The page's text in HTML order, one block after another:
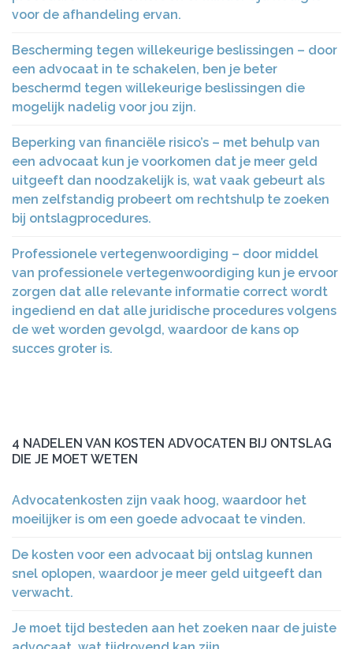
voor de afhandeling ervan.
Bescherming tegen willekeurige beslissingen – door
een advocaat in te schakelen, ben je beter
beschermd tegen willekeurige beslissingen die
mogelijk nadelig voor jou zijn.
Beperking van financiële risico’s – met behulp van
een advocaat kun je voorkomen dat je meer geld
uitgeeft dan noodzakelijk is, wat vaak gebeurt als
men zelfstandig probeert om rechtshulp te zoeken
bij ontslagprocedures.
Professionele vertegenwoordiging – door middel
van professionele vertegenwoordiging kun je ervoor
zorgen dat alle relevante informatie correct wordt
ingediend en dat alle juridische procedures volgens
de wet worden gevolgd, waardoor de kans op
succes groter is.
4 NADELEN VAN KOSTEN ADVOCATEN BIJ ONTSLAG
DIE JE MOET WETEN
Advocatenkosten zijn vaak hoog, waardoor het
moeilijker is om een goede advocaat te vinden.
De kosten voor een advocaat bij ontslag kunnen
snel oplopen, waardoor je meer geld uitgeeft dan
verwacht.
Je moet tijd besteden aan het zoeken naar de juiste